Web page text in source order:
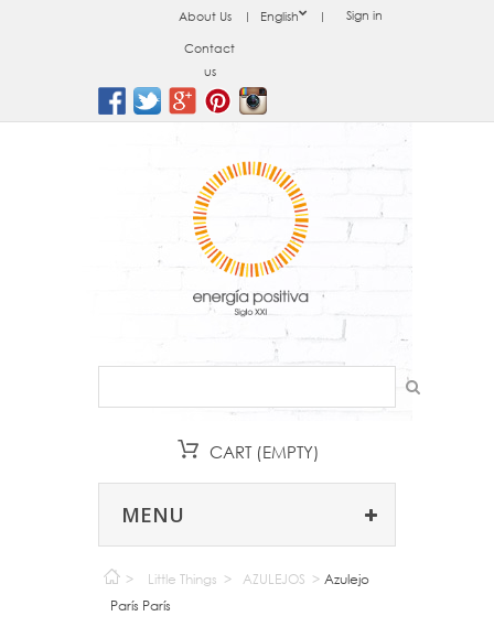
Sign in
English
About Us
Contact
us
CART (EMPTY)
MENU
> Little Things > AZULEJOS > Azulejo
París París